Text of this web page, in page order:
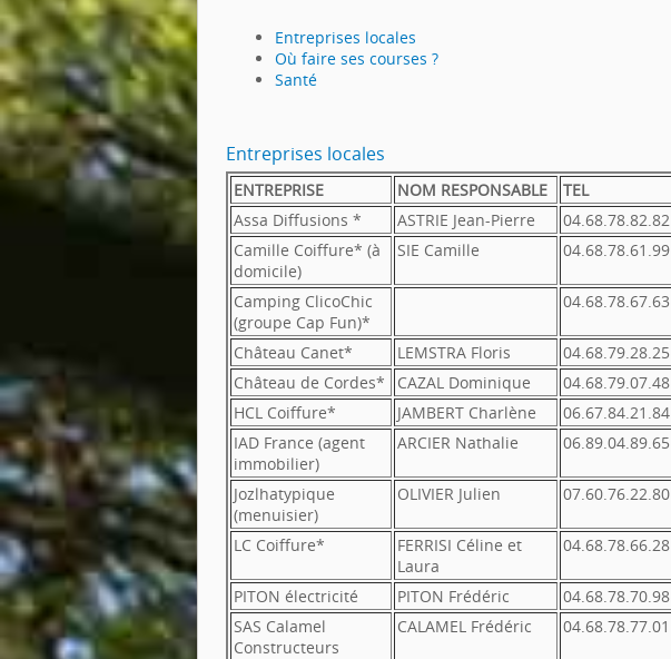
Entreprises locales
Où faire ses courses ?
Santé
Entreprises locales
ENTREPRISE NOM RESPONSABLE TEL
Assa Diffusions *
ASTRIE Jean-Pierre
04.68.78.82.82
Camille Coiffure* (à
domicile)
SIE Camille 04.68.78.61.99
Camping ClicoChic
(groupe Cap Fun)*
04.68.78.67.63
Château Canet* LEMSTRA Floris 04.68.79.28.25
Château de Cordes*
CAZAL Dominique
04.68.79.07.48
HCL Coiffure*
JAMBERT Charlène 06.67.84.21.84
IAD France (agent
immobilier)
ARCIER Nathalie 06.89.04.89.65
Jozlhatypique
(menuisier)
OLIVIER Julien 07.60.76.22.80
LC Coiffure*
FERRISI Céline et
Laura
04.68.78.66.28
PITON électricité PITON Frédéric
04.68.78.70.98
SAS Calamel
Constructeurs
CALAMEL Frédéric 04.68.78.77.01